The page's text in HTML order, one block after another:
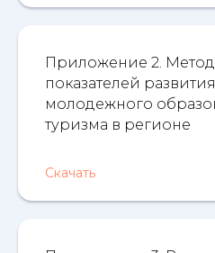
Приложение 2.
показателей
молодежного
туризма в регионе
Скачать